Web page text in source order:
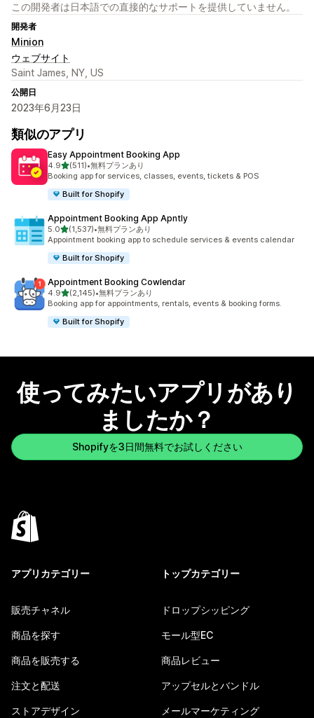
この開発者は日本語での直接的なサポートを提供していません。
開発者
Minion
ウェブサイト
Saint James, NY, US
公開日
2023年6月23日
類似のアプリ
Easy Appointment Booking App
4.95つ星中
(511)
合計レビュー数：511件
•無料プランあり
Booking app for services, classes, events, tickets & POS
Built for Shopify
Appointment Booking App Apntly
5.05つ星中
(1,537)
合計レビュー数：1537件
•無料プランあり
Appointment booking app to schedule services & events calendar
Built for Shopify
Appointment Booking Cowlendar
4.95つ星中
(2,145)
合計レビュー数：2145件
•無料プランあり
Booking app for appointments, rentals, events & booking forms.
Built for Shopify
使ってみたいアプリがあり
ましたか？
Shopifyを3日間無料でお試しください
アプリカテゴリー
販売チャネル
商品を探す
商品を販売する
注文と配送
ストアデザイン
トップカテゴリー
ドロップシッピング
モール型EC
商品レビュー
アップセルとバンドル
メールマーケティング